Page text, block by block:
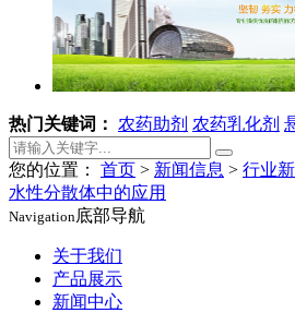
热门关键词： 农药助剂 农药乳化剂
您的位置： 首页 > 新闻信息 > 行业
水性分散体中的应用
Navigation底部导航
关于我们
产品展示
新闻中心